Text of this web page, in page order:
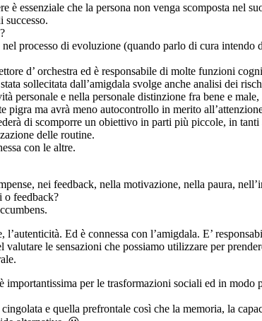
essenziale che la persona non venga scomposta nel
successo.
processo di evoluzione (quando parlo di cura intendo
d’ orchestra ed è responsabile di molte funzioni
sollecitata dall’amigdala svolge anche analisi dei
personale e nella personale distinzione fra bene e
pigra ma avrà meno autocontrollo in merito
di scomporre un obiettivo in parti più piccole, in
delle routine.
con le altre.
nei feedback, nella motivazione, nella paura,
o feedback?
Ed è connessa con l’amigdala. E’
le sensazioni che possiamo utilizzare per
per le trasformazioni sociali ed in
e quella prefrontale così che la memoria, la